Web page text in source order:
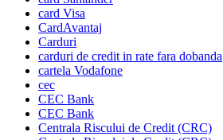
card Visa
CardAvantaj
Carduri
carduri de credit in rate fara dobanda
cartela Vodafone
cec
CEC Bank
CEC Bank
Centrala Riscului de Credit (CRC)